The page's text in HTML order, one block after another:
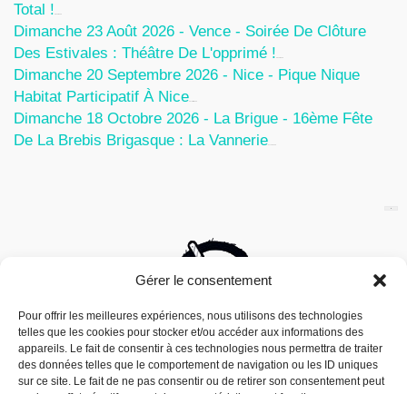
Gérer le consentement
Pour offrir les meilleures expériences, nous utilisons des technologies
telles que les cookies pour stocker et/ou accéder aux informations des
appareils. Le fait de consentir à ces technologies nous permettra de traiter
des données telles que le comportement de navigation ou les ID uniques
sur ce site. Le fait de ne pas consentir ou de retirer son consentement peut
Total !
Dimanche 23 Août 2026 - Vence - Soirée De Clôture
Des Estivales : Théâtre De L'opprimé !
Dimanche 20 Septembre 2026 - Nice - Pique Nique
Habitat Participatif À Nice
Dimanche 18 Octobre 2026 - La Brigue - 16ème Fête
De La Brebis Brigasque : La Vannerie